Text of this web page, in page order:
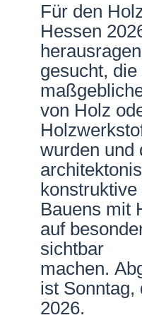
Netzwerke
Für den
Hessen
gesucht, die
von Holz
wurden und
Bauens mit
auf
sichtbar
machen.
ist Sonntag,
2026.